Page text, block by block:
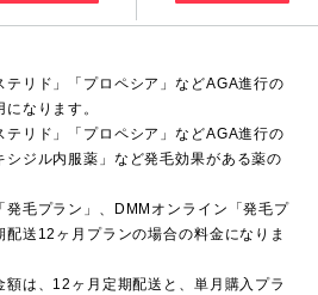
リド」「プロペシア」などAGA進行の
なります。
リド」「プロペシア」などAGA進行の
ジル内服薬」など発毛効果がある薬の
毛プラン」、DMMオンライン「発毛プ
送12ヶ月プランの場合の料金になりま
は、12ヶ月定期配送と、単月購入プラ